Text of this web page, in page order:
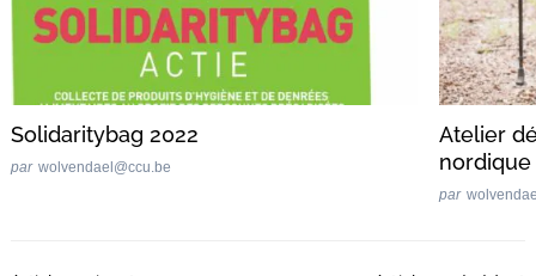
Solidaritybag 2022
par wolvendael@ccu.be
Atelier
nordique
par